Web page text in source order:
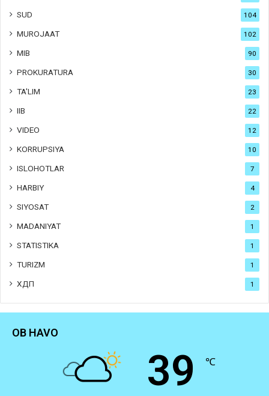
SUD 104
MUROJAAT 102
MIB 90
PROKURATURA 30
TA'LIM 23
IIB 22
VIDEO 12
KORRUPSIYA 10
ISLOHOTLAR 7
HARBIY 4
SIYOSAT 2
MADANIYAT 1
STATISTIKA 1
TURIZM 1
ХДП 1
OB HAVO
39 ℃